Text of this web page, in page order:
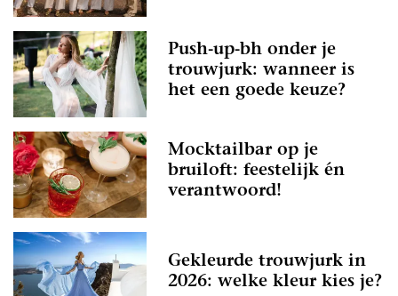
Push-up-bh onder je
trouwjurk: wanneer is
het een goede keuze?
Mocktailbar op je
bruiloft: feestelijk én
verantwoord!
Gekleurde trouwjurk in
2026: welke kleur kies je?